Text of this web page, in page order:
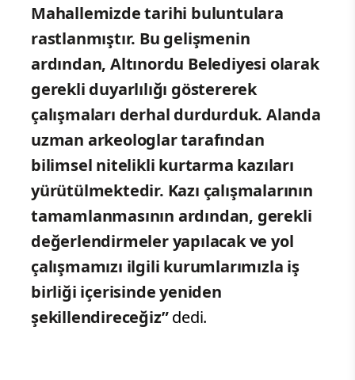
Mahallemizde tarihi buluntulara
rastlanmıştır. Bu gelişmenin
ardından, Altınordu Belediyesi olarak
gerekli duyarlılığı göstererek
çalışmaları derhal durdurduk. Alanda
uzman arkeologlar tarafından
bilimsel nitelikli kurtarma kazıları
yürütülmektedir. Kazı çalışmalarının
tamamlanmasının ardından, gerekli
değerlendirmeler yapılacak ve yol
çalışmamızı ilgili kurumlarımızla iş
birliği içerisinde yeniden
şekillendireceğiz”dedi.